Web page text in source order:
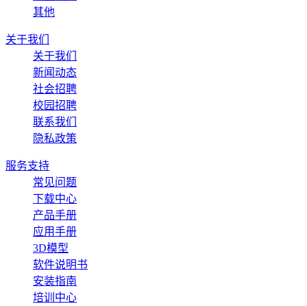
其他
关于我们
关于我们
新闻动态
社会招聘
校园招聘
联系我们
隐私政策
服务支持
常见问题
下载中心
产品手册
应用手册
3D模型
软件说明书
安装指南
培训中心